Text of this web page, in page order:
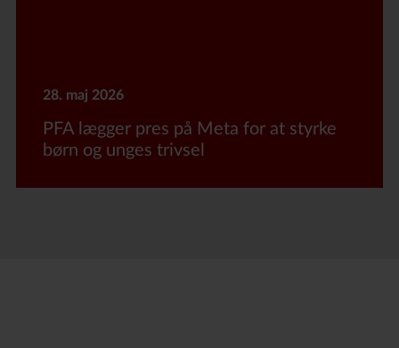
28. maj 2026
PFA lægger pres på Meta for at styrke
børn og unges trivsel